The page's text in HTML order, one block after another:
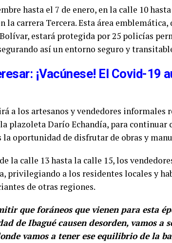
hasta el 7 de enero, en la calle 10
la carrera Tercera. Esta área
estará protegida por 25 policías
así un entorno seguro y
¡Vacúnese! El Covid-19
a los artesanos y vendedores informales
plazoleta Darío Echandía, para continuar
la oportunidad de disfrutar de obras y
la calle 13 hasta la calle 15, los
privilegiando a los residentes locales y
de otras regiones.
que foráneos que vienen para esta
de Ibagué causen desorden, vamos a
vamos a tener ese equilibrio de la